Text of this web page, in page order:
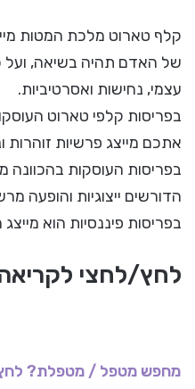
קלף טארוט מלכת המטות
של האדם תהיה בשיאה, ועל
עצמי, נחישות ואסרטיביות.
בפריסות קלפי טארוט
אתכם מייצג פרשיות זוהרות
בפריסות העוסקות בהכוונה
הדורשים ייצוגיות והופעה
בפריסות פיננסיות הוא
לחץ/לחצי
מחפש מטפל / מטפלת?